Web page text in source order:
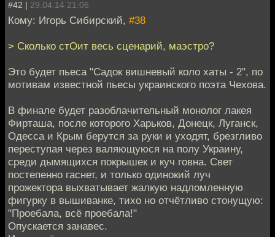
#42 | 29.04.14 21:06
Кому: Игорь Сибирский, #38
> Сколько стОит весь сценарий, маэстро?
Это будет пьеса "Садок вишневый коло хаты - 2", по
мотивам известной пьесы украинского поэта Чехова.
В финале будет разоблачительный монолог лакея
Фирташа, после которого Харьков, Донецк, Луганск,
Одесса и Крым берутся за руки и уходят, брезгливо
переступая через валяющуюся на полу Украину,
среди дымящихся покрышек и куч говна. Свет
постепенно гаснет, и только одинокий луч
прожектора выхватывает жалкую надломленную
фигурку в вышиванке, тихо но отчётливо стонущую:
"Проебала, всё проебала!"
Опускается занавес.